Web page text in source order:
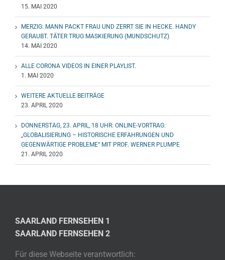
15. MAI 2020
MERZIG: MANN PACKT FRAU UND ZERRT SIE IN HECKE. HANDY
GERAUBT. TÄTER TRUG MASKIERUNG (MUNDSCHUTZ)
14. MAI 2020
ALLE CORONA VIDEOS IN EINER PLAYLIST.
1. MAI 2020
WEITERE AKTUELLE BEITRÄGE
23. APRIL 2020
DONNERSTAG, 23. APRIL, 18 UHR: ONLINE-VORTRAG:
„GLOBALISIERUNG – HISTORISCHE ERFAHRUNGEN UND
GEGENWÄRTIGE PROBLEME“ MIT PROF. WERNER PLUMPE
21. APRIL 2020
SAARLAND FERNSEHEN 1
SAARLAND FERNSEHEN 2
Für diese Webseite verantwortlich: